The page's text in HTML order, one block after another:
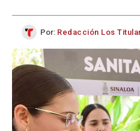
Por: Redacción Los